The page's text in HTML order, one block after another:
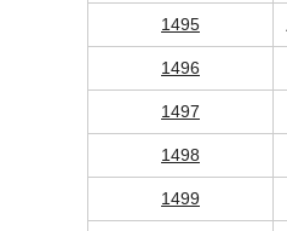
1495
1496
1497
1498
1499